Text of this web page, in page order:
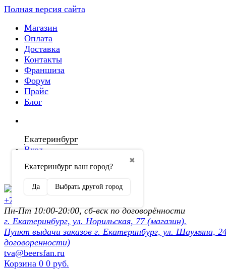
Полная версия сайта
Магазин
Оплата
Доставка
Контакты
Франшиза
Форум
Прайс
Блог
Екатеринбург
✖
Екатеринбург ваш город?
Да Выбрать другой город
Вход
Регистрация
+7 (902) 872-54-70
Пн-Пт 10:00-20:00, сб-вск по договорённости
г. Екатеринбург, ул. Норильская, 77 (магазин).
Пункт выдачи заказов г. Екатеринбург, ул. Шаумяна,
договоренности)
tva@beersfan.ru
Корзина 0 0 руб.